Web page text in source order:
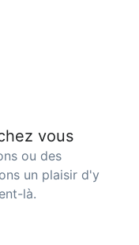
vous
ou des
un plaisir d'y
là.